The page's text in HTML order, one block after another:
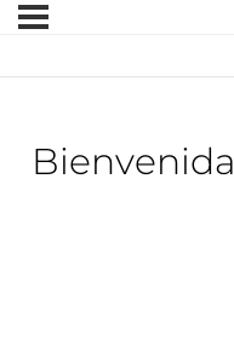
Bienvenida